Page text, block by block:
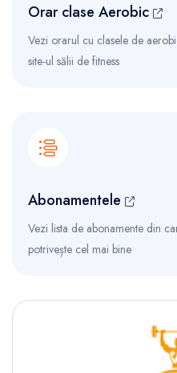
Orar clase Aerobic
Vezi orarul cu clasele de
site-ul sălii de fitness
Abonamentele
Vezi lista de abonamente din
potrivește cel mai bine